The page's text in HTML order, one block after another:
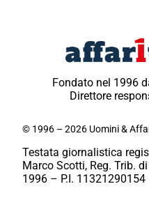
Fondato nel 1996
Direttore
© 1996 – 2026 Uomini &
Testata giornalistica
Marco Scotti, Reg. Trib.
1996 – P.I. 11321290154